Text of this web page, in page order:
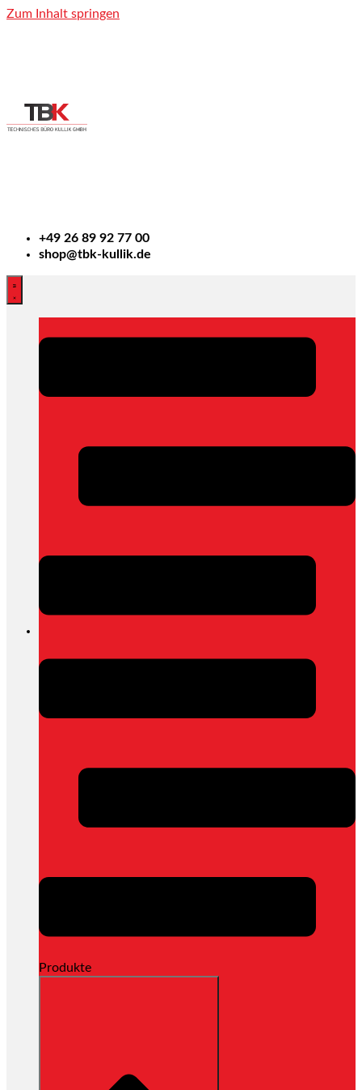
Zum Inhalt springen
+49 26 89 92 77 00
shop@tbk-kullik.de
Produkte